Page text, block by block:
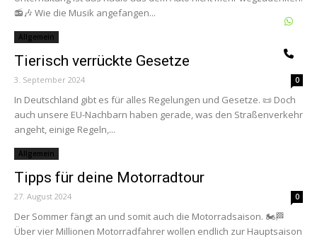
📻🎶 Wie die Musik angefangen...
Allgemein
Tierisch verrückte Gesetze
3. September 2024 0
In Deutschland gibt es für alles Regelungen und Gesetze. 📜 Doch
auch unsere EU-Nachbarn haben gerade, was den Straßenverkehr
angeht, einige Regeln,...
Allgemein
Tipps für deine Motorradtour
27. August 2024 0
Der Sommer fängt an und somit auch die Motorradsaison. 🏍️🏁
Über vier Millionen Motorradfahrer wollen endlich zur Hauptsaison